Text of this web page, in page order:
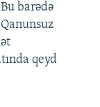
barədə
qeyd